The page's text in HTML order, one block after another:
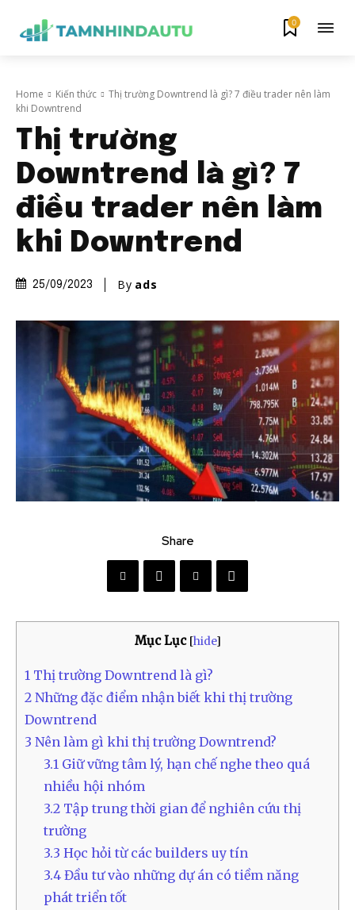
0
Home Kiến thức
Thị trường Downtrend là gì? 7 điều trader nên làm
khi Downtrend
Thị trường
Downtrend là gì? 7
điều trader nên làm
khi Downtrend
25/09/2023 By ads
Share
Mục Lục [hide]
1 Thị trường Downtrend là gì?
2 Những đặc điểm nhận biết khi thị trường
Downtrend
3 Nên làm gì khi thị trường Downtrend?
3.1 Giữ vững tâm lý, hạn chế nghe theo quá
nhiều hội nhóm
3.2 Tập trung thời gian để nghiên cứu thị
trường
3.3 Học hỏi từ các builders uy tín
3.4 Đầu tư vào những dự án có tiềm năng
phát triển tốt